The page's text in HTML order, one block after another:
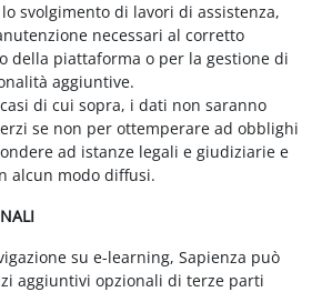
lo svolgimento di lavori di assistenza,
necessari al corretto
della piattaforma o per la gestione di
aggiuntive.
di cui sopra, i dati non saranno
se non per ottemperare ad obblighi
ad istanze legali e giudiziarie e
alcun modo diffusi.
su e-learning, Sapienza può
aggiuntivi opzionali di terze parti